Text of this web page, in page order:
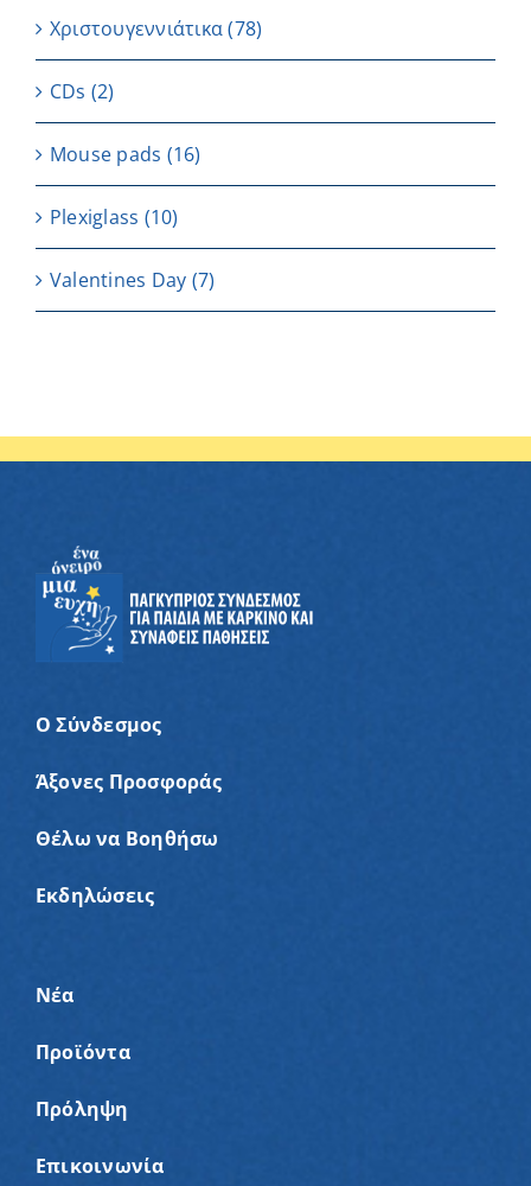
Χριστουγεννιάτικα(78)
CDs (2)
Μouse pads (16)
Plexiglass (10)
Valentines Day (7)
Ο Σύνδεσμος
Άξονες Προσφοράς
Θέλω να Βοηθήσω
Εκδηλώσεις
Νέα
Προϊόντα
Πρόληψη
Επικοινωνία